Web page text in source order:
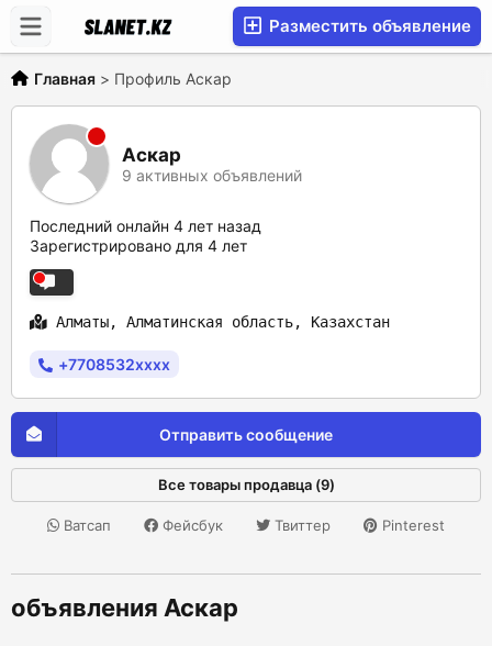
Разместить объявление
Главная > Профиль Аскар
Аскар
9 активных объявлений
Последний онлайн 4 лет назад
Зарегистрировано для 4 лет
Алматы, Алматинская область, Казахстан
+7708532xxxx
Отправить сообщение
Все товары продавца (9)
Ватсап Фейсбук Твиттер Pinterest
объявления Аскар